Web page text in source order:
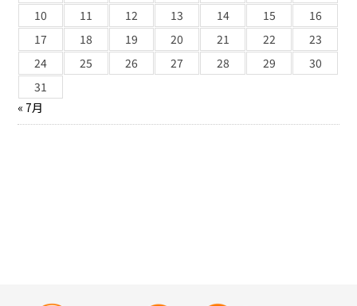
10
11 12 13 14 15
16
17
18 19 20 21 22
23
24
25 26 27 28 29
30
31
« 7月